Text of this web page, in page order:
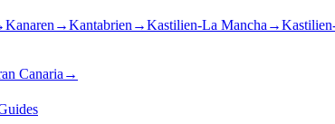
Kanaren →Kantabrien →Kastilien-La Mancha →
Canaria →